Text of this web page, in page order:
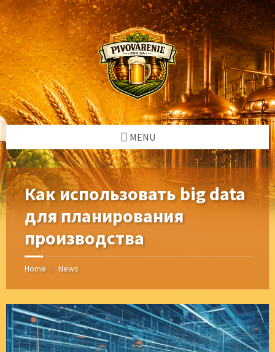
Skip
to
content
Skip
to
left
sidebar
Skip
to
right
sidebar
Skip
to
footer
MENU
Как использовать big data
для планирования
производства
Home / News